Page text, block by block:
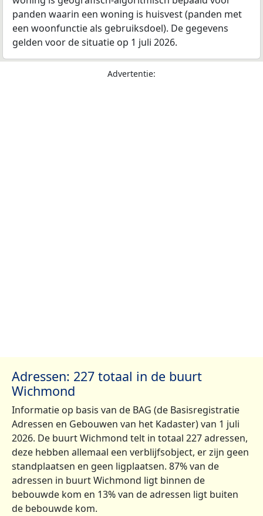
panden waarin een woning is huisvest (panden met
een woonfunctie als gebruiksdoel). De gegevens
gelden voor de situatie op 1 juli 2026.
Advertentie:
Adressen: 227 totaal in de buurt
Wichmond
Informatie op basis van de BAG (de Basisregistratie
Adressen en Gebouwen van het Kadaster) van 1 juli
2026. De buurt Wichmond telt in totaal 227 adressen,
deze hebben allemaal een verblijfsobject, er zijn geen
standplaatsen en geen ligplaatsen. 87% van de
adressen in buurt Wichmond ligt binnen de
bebouwde kom en 13% van de adressen ligt buiten
de bebouwde kom.